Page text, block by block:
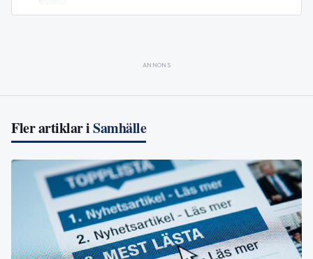
ANNONS
Fler artiklar iSamhälle